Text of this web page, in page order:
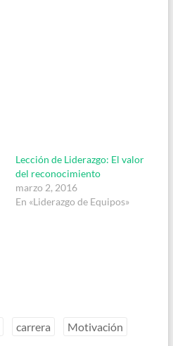
Lección de Liderazgo: El valor
del reconocimiento
marzo 2, 2016
En «Liderazgo de Equipos»
carrera Motivación